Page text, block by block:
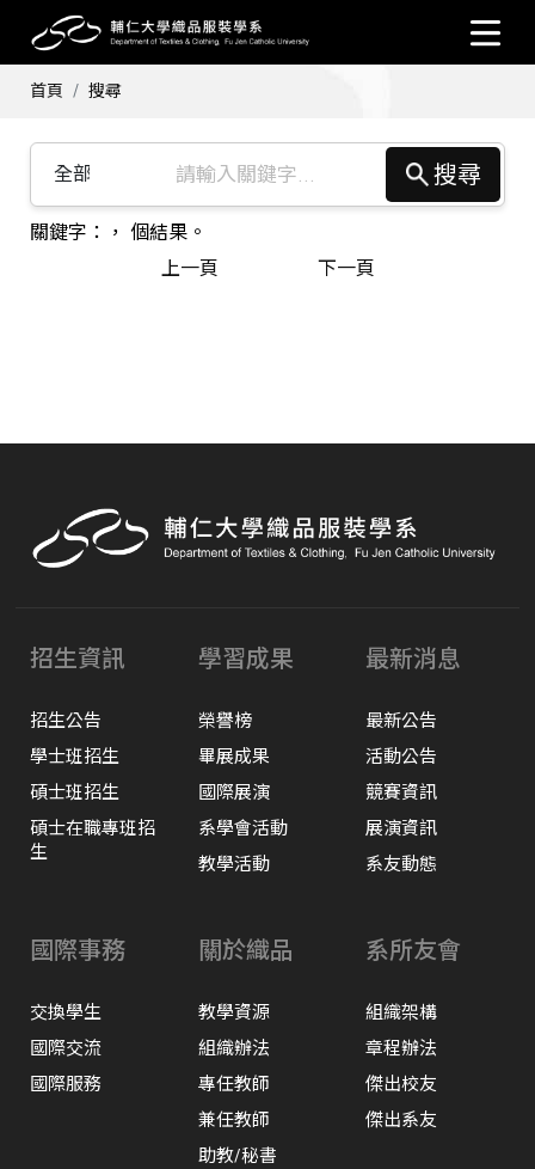
首頁 搜尋
碩士班甄試 倫敦時裝週
關鍵字：， 個結果。
上一頁
下一頁
招生資訊
招生公告
學士班招生
碩士班招生
碩士在職專班招
生
學習成果
榮譽榜
畢展成果
國際展演
系學會活動
教學活動
最新消息
最新公告
活動公告
競賽資訊
展演資訊
系友動態
國際事務
交換學生
國際交流
國際服務
關於織品
教學資源
組織辦法
專任教師
兼任教師
助教/秘書
系所友會
組織架構
章程辦法
傑出校友
傑出系友